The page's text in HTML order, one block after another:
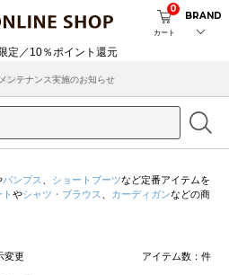
カート
0
BRAND
ンテナンス実施のお知らせ
案内
パンプス ショートブーツなど定番アイテムを
やシャツ・ブラウス カーディガンなどの商
変更 アイテム数： 件